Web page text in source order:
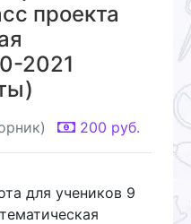
проекта
2021
200 руб.
для учеников 9